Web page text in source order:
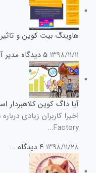
هاوینگ بیت کوین و
۱۳۹۸/۱۱/۱۱ ۵ دیدگاه مدیر
آیا داگ کوین کلاهبردار
Factory...
۱۳۹۸/۱۱/۲۸ ۴ دیدگاه ...